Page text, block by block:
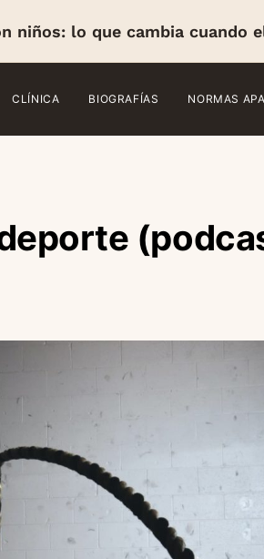
niños: lo que cambia cuando
CLÍNICA BIOGRAFÍAS NORMAS APA